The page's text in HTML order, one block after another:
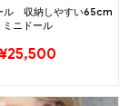
ル 収納しやすい65cm
ミニドール
¥25,500